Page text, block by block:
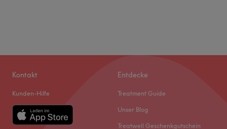
Kontakt
Kunden-Hilfe
Entdecke
Treatment Guide
Unser Blog
Treatwell Geschenkgutschein